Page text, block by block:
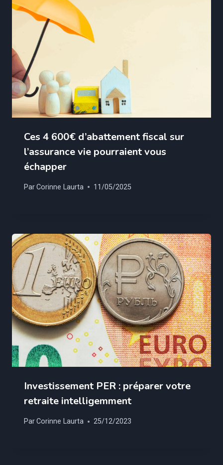
Ces 4 600€ d’abattement fiscal sur
l’assurance vie pourraient vous
échapper
ParCorinne Laurta 11/05/2025
Investissement PER : préparer votre
retraite intelligemment
ParCorinne Laurta 25/12/2023